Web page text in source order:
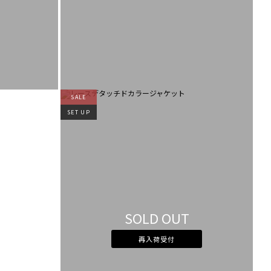
SOLD OUT
再入荷受付
SALE
SET UP